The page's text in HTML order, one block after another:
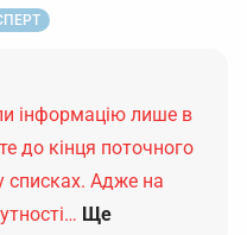
інформацію лише в
до кінця поточного
списках. Адже на
Ще